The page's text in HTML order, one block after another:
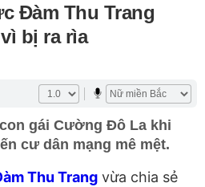
Đàm Thu Trang
bị ra rìa
gái Cường Đô La khi
cư dân mạng mê mệt.
Thu Trang vừa chia sẻ